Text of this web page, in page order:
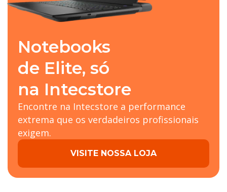
Notebooks
de Elite, só
na Intecstore
Encontre na Intecstore a performance
extrema que os verdadeiros profissionais
exigem.
VISITE NOSSA LOJA